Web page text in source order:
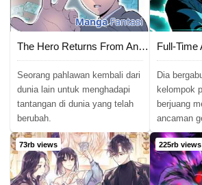
MangaFantasi
The Hero Returns From Another World
Seorang pahlawan kembali dari
dunia lain untuk menghadapi
tantangan di dunia yang telah
berubah.
Full-Time
Dia
kelompok
berjuang
ancaman
73rb views 225rb views